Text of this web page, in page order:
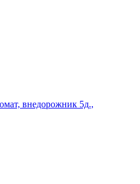
внедорожник 5д.,